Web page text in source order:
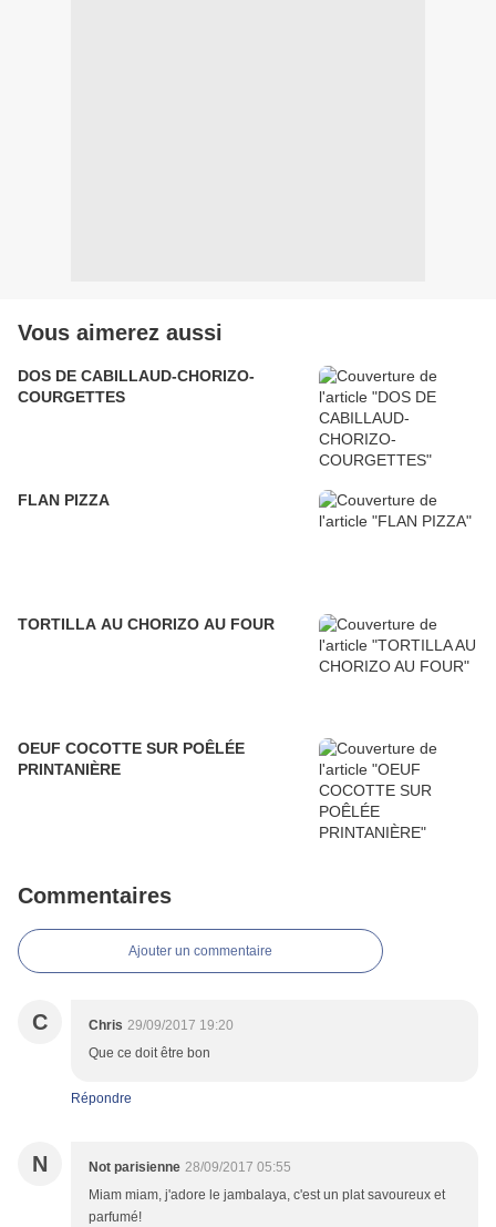
Vous aimerez aussi
DOS DE CABILLAUD-CHORIZO-
COURGETTES
FLAN PIZZA
TORTILLA AU CHORIZO AU FOUR
OEUF COCOTTE SUR POÊLÉE
PRINTANIÈRE
Commentaires
Ajouter un commentaire
C Chris 29/09/2017 19:20
Que ce doit être bon
Répondre
N Not parisienne 28/09/2017 05:55
Miam miam, j'adore le jambalaya, c'est un plat savoureux et
parfumé!